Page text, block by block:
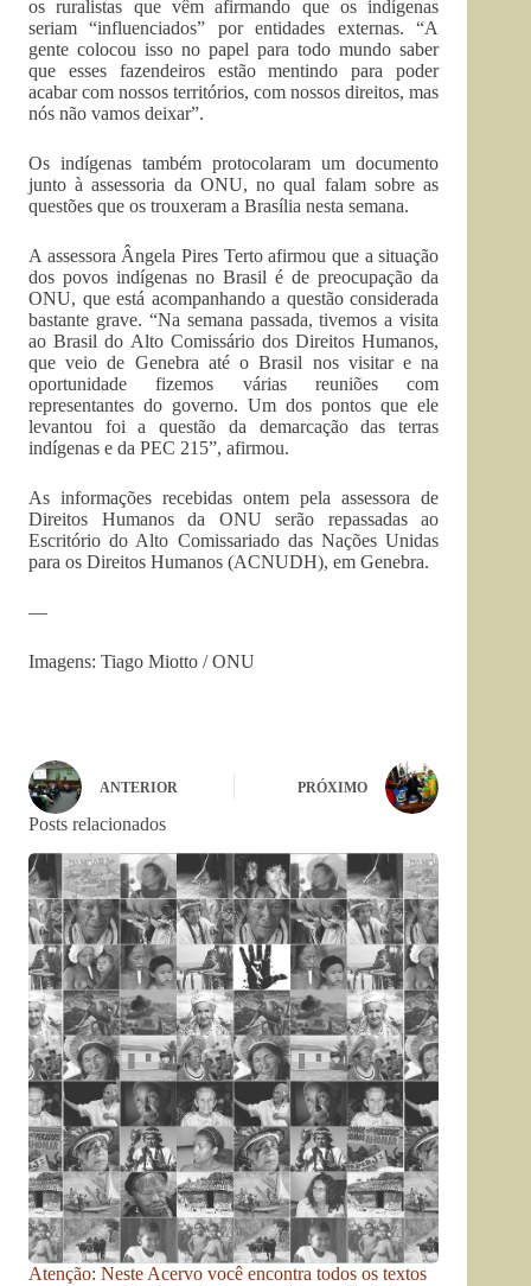
os ruralistas que vêm afirmando que os indígenas
seriam “influenciados” por entidades externas. “A
gente colocou isso no papel para todo mundo saber
que esses fazendeiros estão mentindo para poder
acabar com nossos territórios, com nossos direitos, mas
nós não vamos deixar”.
Os indígenas também protocolaram um documento
junto à assessoria da ONU, no qual falam sobre as
questões que os trouxeram a Brasília nesta semana.
A assessora Ângela Pires Terto afirmou que a situação
dos povos indígenas no Brasil é de preocupação da
ONU, que está acompanhando a questão considerada
bastante grave. “Na semana passada, tivemos a visita
ao Brasil do Alto Comissário dos Direitos Humanos,
que veio de Genebra até o Brasil nos visitar e na
oportunidade fizemos várias reuniões com
representantes do governo. Um dos pontos que ele
levantou foi a questão da demarcação das terras
indígenas e da PEC 215”, afirmou.
As informações recebidas ontem pela assessora de
Direitos Humanos da ONU serão repassadas ao
Escritório do Alto Comissariado das Nações Unidas
para os Direitos Humanos (ACNUDH), em Genebra.
—
Imagens: Tiago Miotto / ONU
ANTERIOR PRÓXIMO
Posts relacionados
Atenção: Neste Acervo você encontra todos os textos